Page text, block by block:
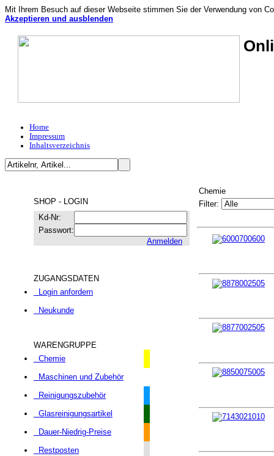
Mit Ihrem Besuch auf dieser Webseite stimmen Sie der Verwendung von
Akzeptieren und ausblenden
Home
Impressum
Inhaltsverzeichnis
SHOP - LOGIN
Kd-Nr:
Passwort:
Anmelden
ZUGANGSDATEN
Login anfordern
Neukunde
WARENGRUPPE
Chemie
Maschinen und Zubehör
Reinigungszubehör
Glasreinigungsartikel
Dauer-Niedrig-Preise
Restposten
Chemie
Filter: